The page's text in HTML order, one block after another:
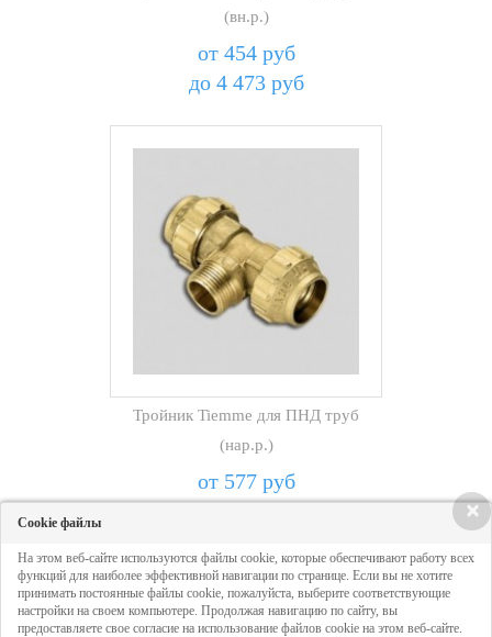
(вн.р.)
от 454 руб
до 4 473 руб
Тройник Tiemme для ПНД труб
(нар.р.)
от 577 руб
до 4 519 руб
×
Cookie файлы
На этом веб-сайте используются файлы cookie, которые обеспечивают работу всех
функций для наиболее эффективной навигации по странице. Если вы не хотите
принимать постоянные файлы cookie, пожалуйста, выберите соответствующие
настройки на своем компьютере. Продолжая навигацию по сайту, вы
предоставляете свое согласие на использование файлов cookie на этом веб-сайте.